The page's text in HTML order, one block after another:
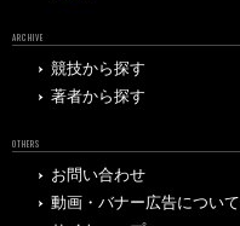
ARCHIVE
競技から探す
著者から探す
OTHERS
お問い合わせ
動画・バナー広告について